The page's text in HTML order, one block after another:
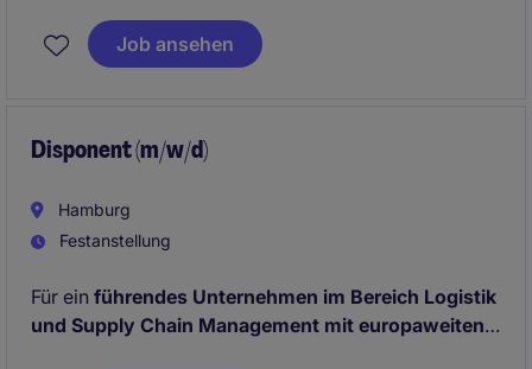
Sie bei einem erfolgreichen und
wachstumsorientierten Unternehmen in Hamburg
Lieferantenmanagement miteinander verbinden.
Job ansehen
Disponent (m/w/d)
Hamburg
Festanstellung
Für ein führendes Unternehmen im Bereich Logistik
und Supply Chain Management mit europaweiten